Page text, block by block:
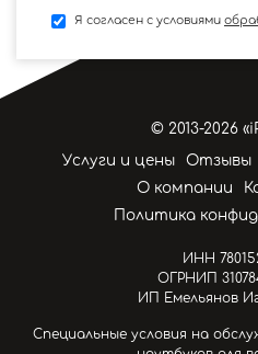
Я согласен с условиями
© 2013-2026
Услуги и цены
Отзывы
О компании
Политика
ИНН
ОГРНИП
ИП Емельянов
Специальные условия на